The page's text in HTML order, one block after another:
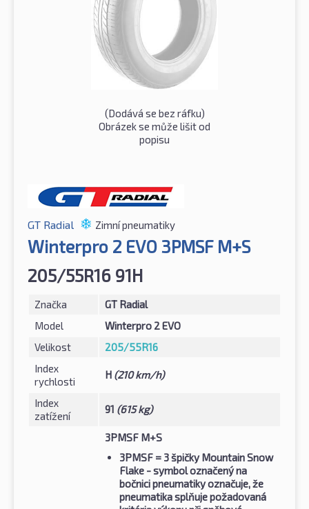
(Dodává se bez ráfku)
Obrázek se může lišit od
popisu
GT Radial Zimní pneumatiky
Winterpro 2 EVO 3PMSF M+S
205/55R16 91H
Značka
GT Radial
Model
Winterpro 2 EVO
Velikost
205/55R16
Index
rychlosti
H (210 km/h)
Index
zatížení
91 (615 kg)
3PMSF M+S
3PMSF = 3 špičky Mountain Snow
Flake - symbol označený na
bočnici pneumatiky označuje, že
pneumatika splňuje požadovaná